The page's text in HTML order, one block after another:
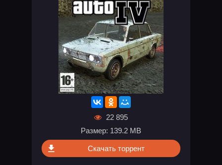
22 895
Размер: 139.2 MB
Скачать торрент